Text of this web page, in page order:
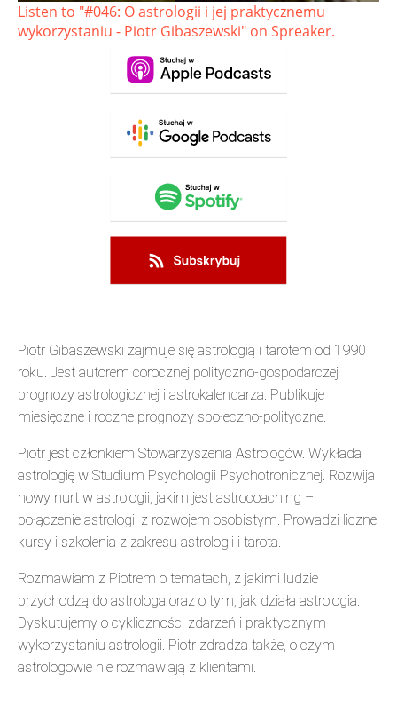
Listen to "#046: O astrologii i jej praktycznemu
wykorzystaniu - Piotr Gibaszewski" on Spreaker.
Piotr Gibaszewski zajmuje się astrologią i tarotem od 1990
roku. Jest autorem corocznej polityczno-gospodarczej
prognozy astrologicznej i astrokalendarza. Publikuje
miesięczne i roczne prognozy społeczno-polityczne.
Piotr jest członkiem Stowarzyszenia Astrologów. Wykłada
astrologię w Studium Psychologii Psychotronicznej. Rozwija
nowy nurt w astrologii, jakim jest astrocoaching –
połączenie astrologii z rozwojem osobistym. Prowadzi liczne
kursy i szkolenia z zakresu astrologii i tarota.
Rozmawiam z Piotrem o tematach, z jakimi ludzie
przychodzą do astrologa oraz o tym, jak działa astrologia.
Dyskutujemy o cykliczności zdarzeń i praktycznym
wykorzystaniu astrologii. Piotr zdradza także, o czym
astrologowie nie rozmawiają z klientami.